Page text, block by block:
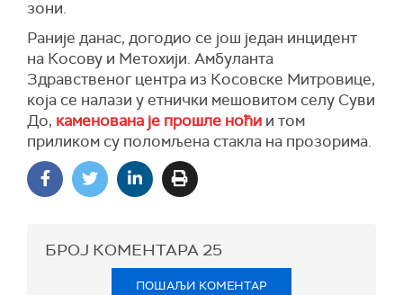
зони.
Раније данас, догодио се још један инцидент
на Косову и Метохији. Амбуланта
Здравственог центра из Косовске Митровице,
која се налази у етнички мешовитом селу Суви
До, каменована је прошле ноћи и том
приликом су поломљена стакла на прозорима.
БРОЈ КОМЕНТАРА 25
ПОШАЉИ КОМЕНТАР